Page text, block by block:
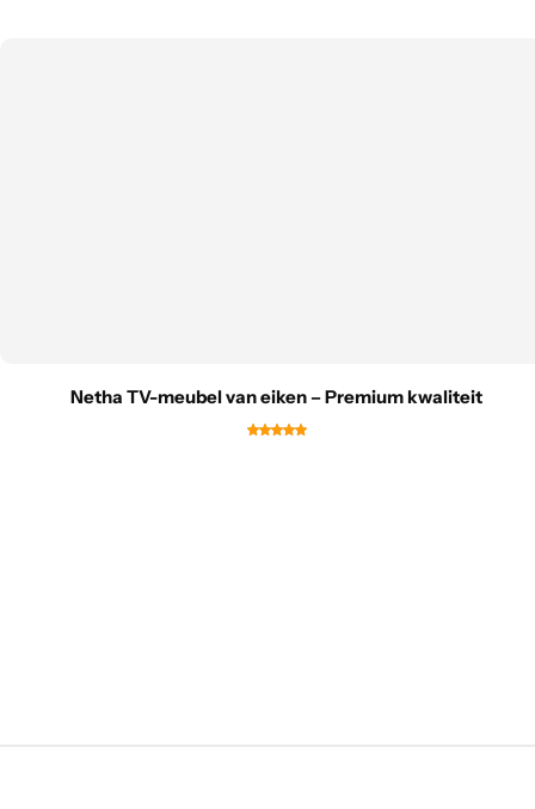
Netha TV-meubel van eiken – Premium kwaliteit